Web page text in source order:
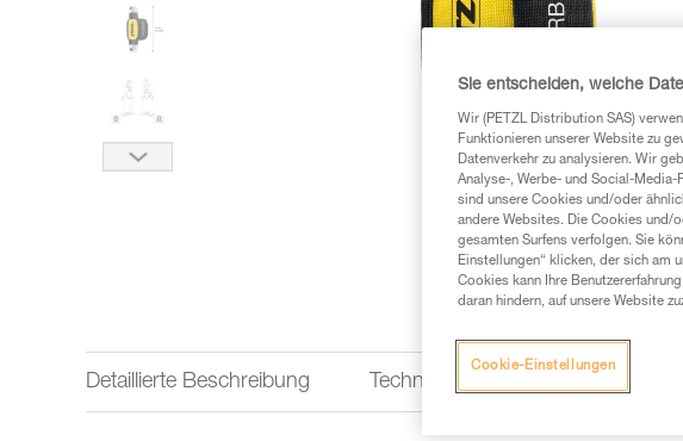
Detaillierte Beschreibung Technische Informationen
Sie entscheiden, welche
Wir (PETZL Distribution SAS)
Funktionieren unserer Website zu
Datenverkehr zu analysieren. Wir
Analyse-, Werbe- und Social-Media-
sind unsere Cookies und/oder
andere Websites. Die Cookies und/
gesamten Surfens verfolgen. Sie
Einstellungen“ klicken, der sich am
Cookies kann Ihre
daran hindern, auf unsere Website
Cookie-Einstellungen